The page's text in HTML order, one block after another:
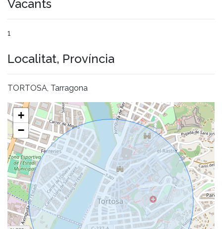
Vacants
1
Localitat, Província
TORTOSA, Tarragona
+
−